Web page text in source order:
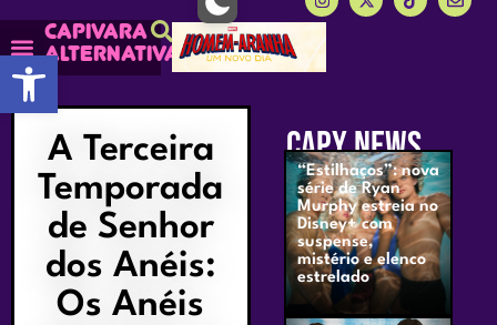
Abrir a barra de ferramentas
Capivara
alternativa
A Terceira
Temporada
de Senhor
dos Anéis:
Os Anéis
CAPY NEWS
“Estilhaços”: nova
série de Ryan
Murphy estreia no
Disney+ com
suspense,
mistério e elenco
estrelado